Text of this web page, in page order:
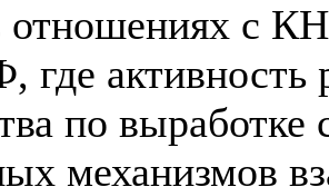
с
где активность
по выработке
механизмов